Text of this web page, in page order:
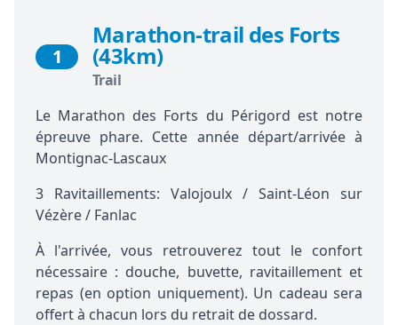
1
Marathon-trail des Forts
(43km)
Trail
Le Marathon des Forts du Périgord est notre
épreuve phare. Cette année départ/arrivée à
Montignac-Lascaux
3 Ravitaillements: Valojoulx / Saint-Léon sur
Vézère / Fanlac
À l'arrivée, vous retrouverez tout le confort
nécessaire : douche, buvette, ravitaillement et
repas (en option uniquement). Un cadeau sera
offert à chacun lors du retrait de dossard.